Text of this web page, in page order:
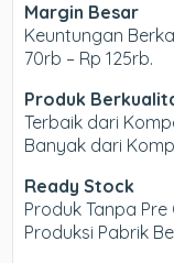
Margin Besar
Keuntungan
70rb – Rp 125rb.
Produk
Terbaik dari
Banyak dari
Ready Stock
Produk Tanpa
Produksi Pabrik